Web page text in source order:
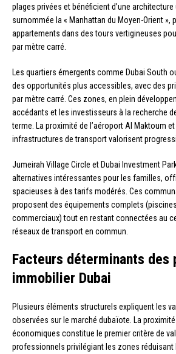
plages privées et bénéficient d’une architecture
surnommée la « Manhattan du Moyen-Orient »,
appartements dans des tours vertigineuses
par mètre carré.
Les quartiers émergents comme Dubai South
des opportunités plus accessibles, avec des
par mètre carré. Ces zones, en plein
accédants et les investisseurs à la recherche
terme. La proximité de l’aéroport Al Maktoum
infrastructures de transport valorisent
Jumeirah Village Circle et Dubai Investment
alternatives intéressantes pour les familles,
spacieuses à des tarifs modérés. Ces
proposent des équipements complets
commerciaux) tout en restant connectées au
réseaux de transport en commun.
Facteurs déterminants des
immobilier Dubai
Plusieurs éléments structurels expliquent les
observées sur le marché dubaïote. La
économiques constitue le premier critère de
professionnels privilégiant les zones réduisant